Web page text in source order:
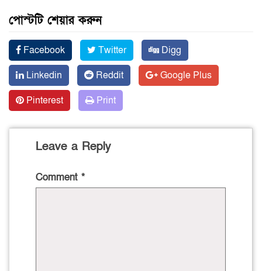
পোস্টটি শেয়ার করুন
Facebook Twitter
Digg
Linkedin
Reddit
Google Plus
Pinterest
Print
Leave a Reply
Comment *